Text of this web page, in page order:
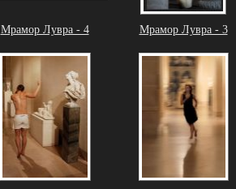
Мрамор Лувра - 4 Мрамор Лувра - 3